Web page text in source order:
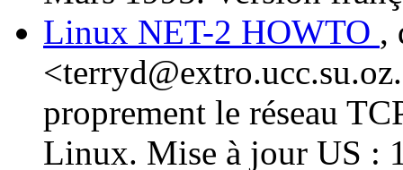
Linux NET-2 HOWTO ,
proprement le réseau
Linux. Mise à jour US :